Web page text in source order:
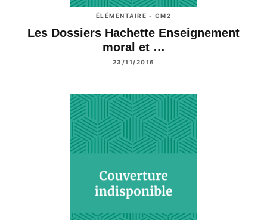
ÉLÉMENTAIRE - CM2
Les Dossiers Hachette Enseignement
moral et …
23/11/2016